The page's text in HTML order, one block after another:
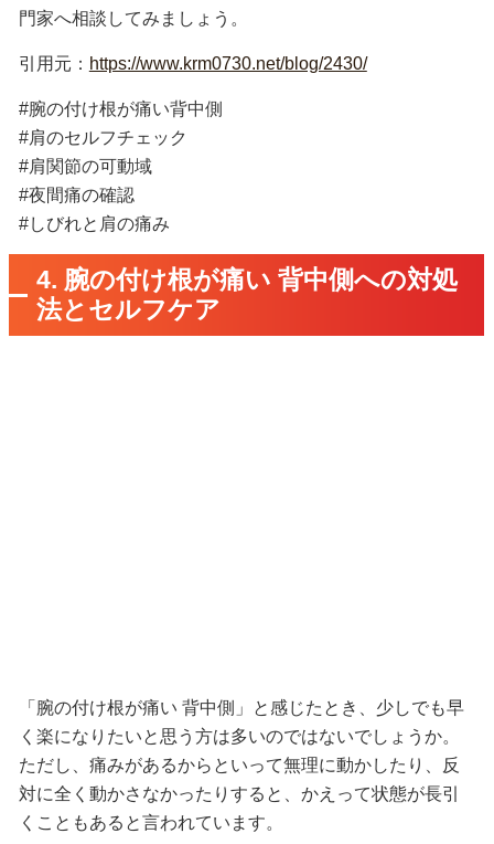
門家へ相談してみましょう。
引用元： https://www.krm0730.net/blog/2430/
#腕の付け根が痛い背中側
#肩のセルフチェック
#肩関節の可動域
#夜間痛の確認
#しびれと肩の痛み
4. 腕の付け根が痛い 背中側への対処
法とセルフケア
「腕の付け根が痛い 背中側」と感じたとき、少しでも早
く楽になりたいと思う方は多いのではないでしょうか。
ただし、痛みがあるからといって無理に動かしたり、反
対に全く動かさなかったりすると、かえって状態が長引
くこともあると言われています。